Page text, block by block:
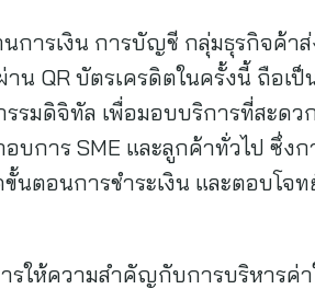
การเงิน การบัญชี กลุ่มธุรกิจค้
าน QR บัตรเครดิตในครั้งนี้ ถือ
มดิจิทัล เพื่อมอบบริการที่สะดว
การ SME และลูกค้าทั่วไป ซึ่งก
นตอนการชำระเงิน และตอบโจ
ให้ความสำคัญกับการบริหารค่า